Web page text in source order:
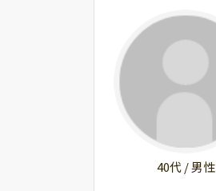
40代 / 男性